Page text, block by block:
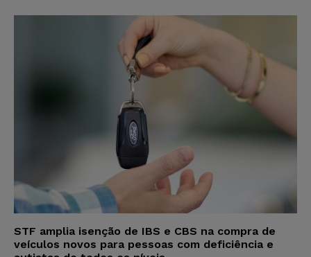
STF amplia isenção de IBS e CBS na compra de
veículos novos para pessoas com deficiência e